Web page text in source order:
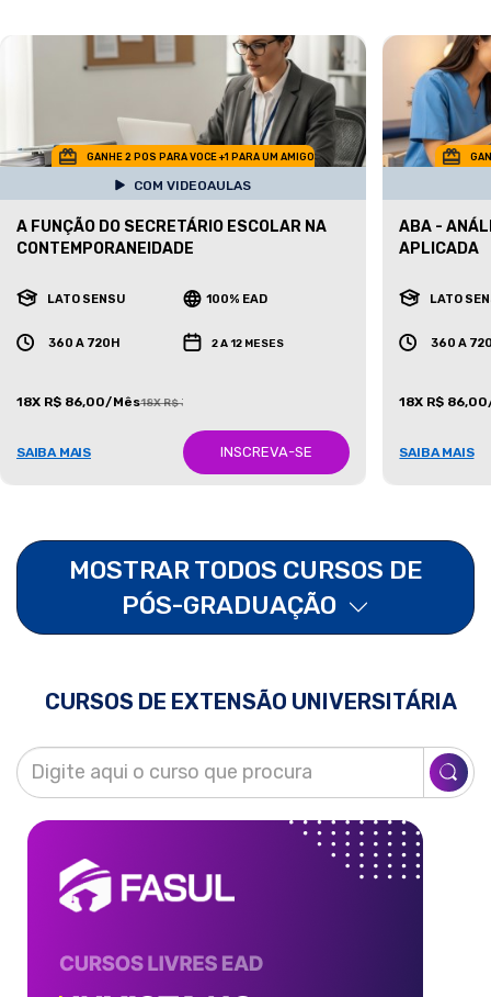
GANHE 2 POS PARA VOCE +1 PARA UM AMIGO
COM VIDEOAULAS
A FUNÇÃO DO SECRETÁRIO ESCOLAR NA
CONTEMPORANEIDADE
LATO SENSU 100% EAD
360 A 720H 2 A 12 MESES
18X R$ 86,00/Mês18X R$ 387,00/Mês
SAIBA MAIS INSCREVA-SE
ABA -
APLICADA
LATO
360 A
18X R$
SAIBA MAIS
MOSTRAR TODOS CURSOS DE
PÓS-GRADUAÇÃO
CURSOS DE EXTENSÃO UNIVERSITÁRIA